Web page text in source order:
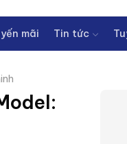
mãi Tin tức